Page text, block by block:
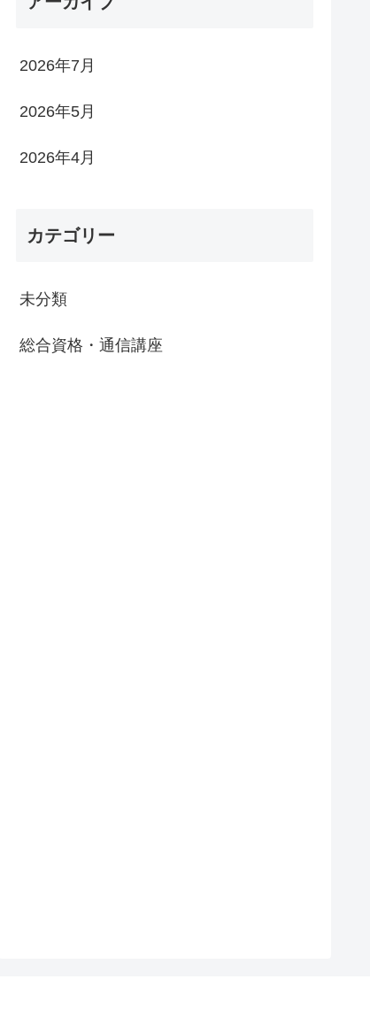
2026年7月
2026年5月
2026年4月
カテゴリー
未分類
総合資格・通信講座